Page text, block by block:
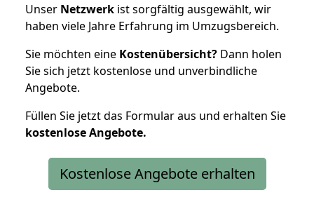
Unser Netzwerk ist sorgfältig ausgewählt, wir
haben viele Jahre Erfahrung im Umzugsbereich.
Sie möchten eine Kostenübersicht? Dann holen
Sie sich jetzt kostenlose und unverbindliche
Angebote.
Füllen Sie jetzt das Formular aus und erhalten Sie
kostenloseAngebote.
Kostenlose Angebote erhalten